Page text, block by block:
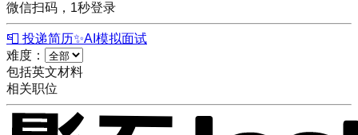
微信扫码，1秒登录
📮 投递简历✨AI模拟面试
难度：
包括英文材料
相关职位